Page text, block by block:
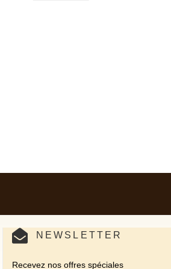
NEWSLETTER
Recevez nos offres spéciales